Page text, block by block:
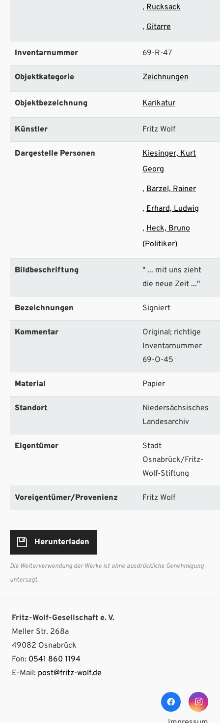
Rucksack
Gitarre
Inventarnummer 69-R-47
Objektkategorie Zeichnungen
Objektbezeichnung Karikatur
Künstler Fritz Wolf
Dargestelle Personen
Kiesinger, Kurt
Georg
Barzel, Rainer
Erhard, Ludwig
Heck, Bruno
(Politiker)
Bildbeschriftung
" ... mit uns zieht
die neue Zeit ..."
Bezeichnungen Signiert
Kommentar
Original; richtige
Inventarnummer
69-O-45
Material Papier
Standort
Niedersächsisches
Landesarchiv
Eigentümer
Stadt
Osnabrück/Fritz-
Wolf-Stiftung
Voreigentümer/Provenienz Fritz Wolf
Herunterladen
Die Weiterverwendung der Werke ist ohne ausdrückliche Genehmigung
untersagt.
Fritz-Wolf-Gesellschaft e. V.
Meller Str. 268a
49082 Osnabrück
Fon: 0541 860 1194
E-Mail: post@fritz-wolf.de